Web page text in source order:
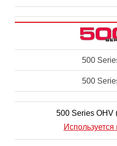
500
500
500 Series OHV
Используется